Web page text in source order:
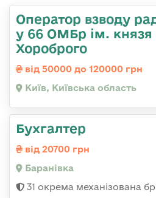
Оператор взводу
у 66 ОМБр ім. князя
Хороброго
від 50000 до 120000 грн
Київ, Київська область
Бухгалтер
від 20700 грн
Баранівка
31 окрема механізована